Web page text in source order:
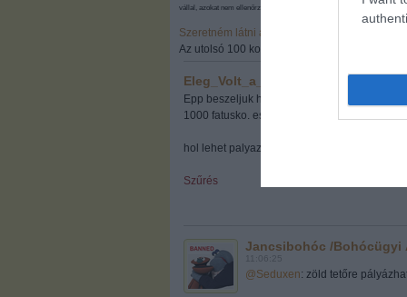
vállal, azokat nem ellenőrzi. Kifogás esetén forduljon a blog
Szeretném látni az összes kommentet! (136)
Az utolsó 100 komment:
Eleg_Volt_a_hazaarulasbol!
Epp beszeljuk haverral, hogy meg kellene
1000 fatusko. es meg tiz szazalek
hol lehet palyazni?
Szűrés
Jancsibohóc /Bohócügyi
@Seduxen: zöld tetőre